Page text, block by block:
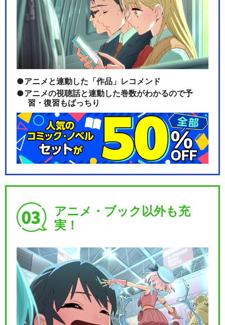
F6 LIVE「Destination」【特
典…
アニメと連動した「作品」レコメンド
アニメの視聴話と連動した巻数がわかるので予
習・復習もばっちり
アニメ・ブック以外も充
実！